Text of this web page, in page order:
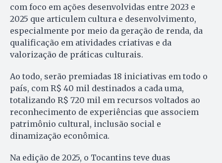
com foco em ações desenvolvidas entre 2023 e
2025 que articulem cultura e desenvolvimento,
especialmente por meio da geração de renda, da
qualificação em atividades criativas e da
valorização de práticas culturais.
Ao todo, serão premiadas 18 iniciativas em todo o
país, com R$ 40 mil destinados a cada uma,
totalizando R$ 720 mil em recursos voltados ao
reconhecimento de experiências que associem
patrimônio cultural, inclusão social e
dinamização econômica.
Na edição de 2025, o Tocantins teve duas